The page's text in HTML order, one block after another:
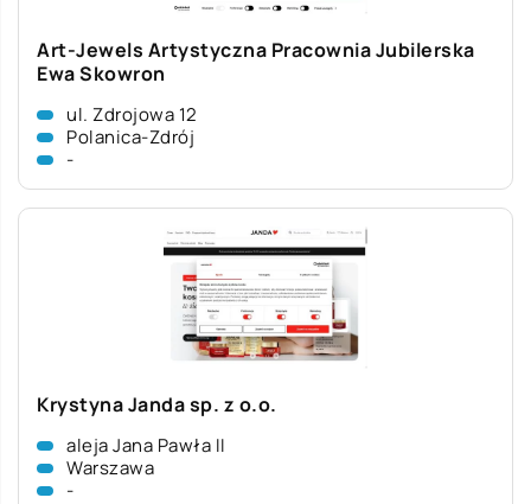
Art-Jewels Artystyczna Pracownia Jubilerska
Ewa Skowron
ul. Zdrojowa 12
Polanica-Zdrój
-
Krystyna Janda sp. z o.o.
aleja Jana Pawła II
Warszawa
-